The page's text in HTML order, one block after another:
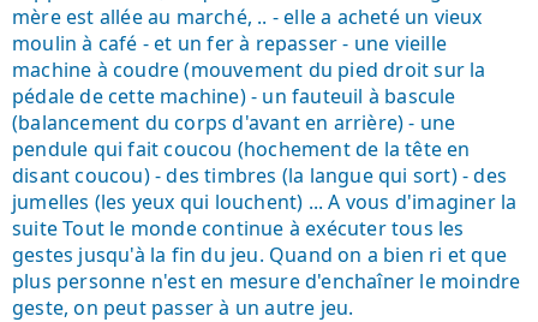
mère est allée au marché, .. - elle a acheté un vieux
moulin à café - et un fer à repasser - une vieille
machine à coudre (mouvement du pied droit sur la
pédale de cette machine) - un fauteuil à bascule
(balancement du corps d'avant en arrière) - une
pendule qui fait coucou (hochement de la tête en
disant coucou) - des timbres (la langue qui sort) - des
jumelles (les yeux qui louchent) ... A vous d'imaginer la
suite Tout le monde continue à exécuter tous les
gestes jusqu'à la fin du jeu. Quand on a bien ri et que
plus personne n'est en mesure d'enchaîner le moindre
geste, on peut passer à un autre jeu.